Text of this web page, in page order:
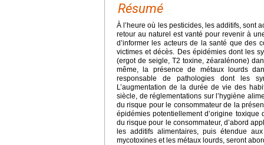
Résumé
À l’heure où les pesticides, les additifs, sont
retour au naturel est vanté pour revenir à
d’informer les acteurs de la santé que des
victimes et décès. Des épidémies dont les
(ergot de seigle, T2 toxine, zéaralénone)
même, la présence de métaux lourds
responsable de pathologies dont les
L’augmentation de la durée de vie des
siècle, de réglementations sur l’hygiène
du risque pour le consommateur de la
épidémies potentiellement d’origine toxique
du risque pour le consommateur, d’abord
les additifs alimentaires, puis étendue
mycotoxines et les métaux lourds, seront